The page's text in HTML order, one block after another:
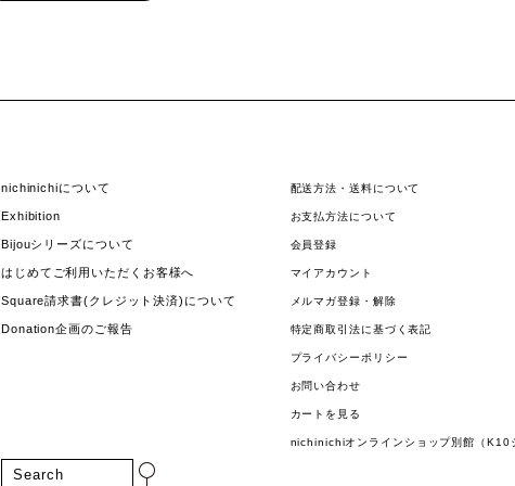
nichinichiについて
Exhibition
Bijouシリーズについて
はじめてご利用いただくお客様へ
Square請求書(クレジット決済)について
Donation企画のご報告
配送方法・送料について
お支払方法について
会員登録
マイアカウント
メルマガ登録・解除
特定商取引法に基づく表記
プライバシーポリシー
お問い合わせ
カートを見る
nichinichiオンラインショップ別館（K10